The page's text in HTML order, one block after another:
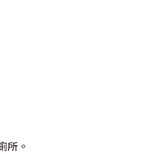
。